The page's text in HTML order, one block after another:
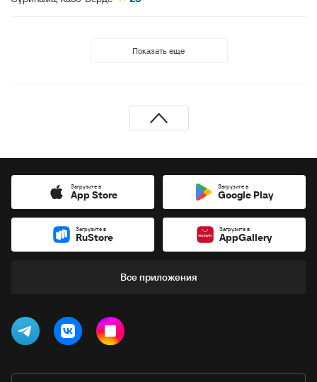
Показать еще
Загрузите в
App Store
Загрузите в
Google Play
Загрузите в
RuStore
Загрузите в
AppGallery
Все приложения